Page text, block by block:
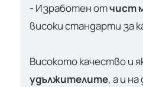
- Изработен отчист
високи стандарти за
Високото качество и
удължителите, а и